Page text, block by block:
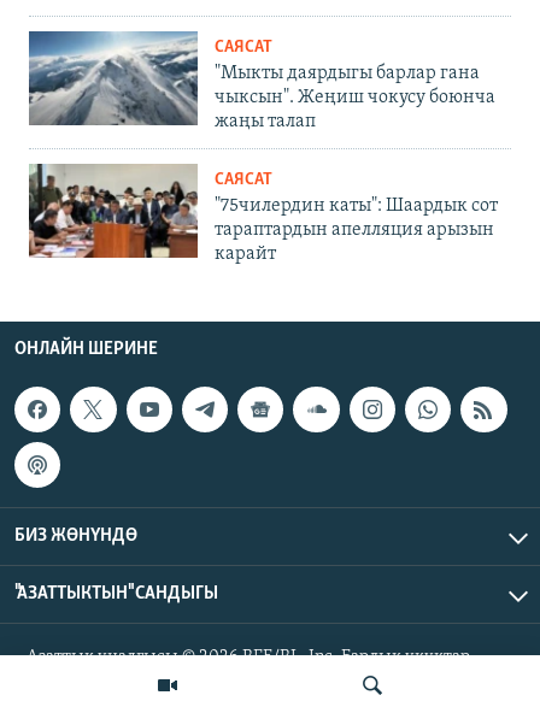
САЯСАТ
"Мыкты даярдыгы барлар гана
чыксын". Жеңиш чокусу боюнча
жаңы талап
САЯСАТ
"75чилердин каты": Шаардык сот
тараптардын апелляция арызын
карайт
ОНЛАЙН ШЕРИНЕ
БИЗ ЖӨНҮНДӨ
"АЗАТТЫКТЫН" САНДЫГЫ
Азаттык үналгысы © 2026 RFE/RL, Inc. Бардык укуктар